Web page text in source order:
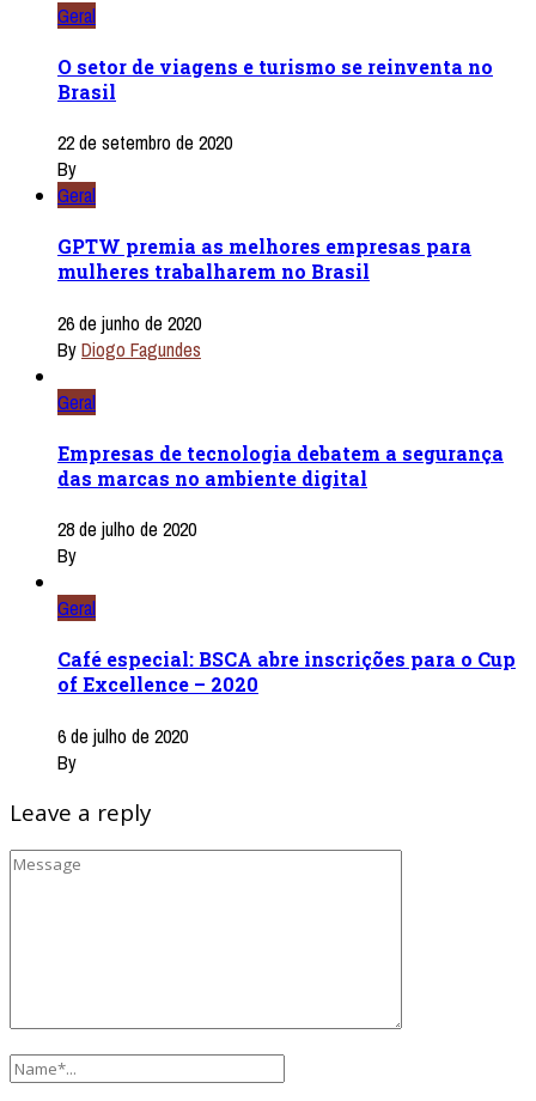
Geral
O setor de viagens e turismo se reinventa no
Brasil
22 de setembro de 2020
By
Geral
GPTW premia as melhores empresas para
mulheres trabalharem no Brasil
26 de junho de 2020
ByDiogo Fagundes
Geral
Empresas de tecnologia debatem a segurança
das marcas no ambiente digital
28 de julho de 2020
By
Geral
Café especial: BSCA abre inscrições para o Cup
of Excellence – 2020
6 de julho de 2020
By
Leave a reply